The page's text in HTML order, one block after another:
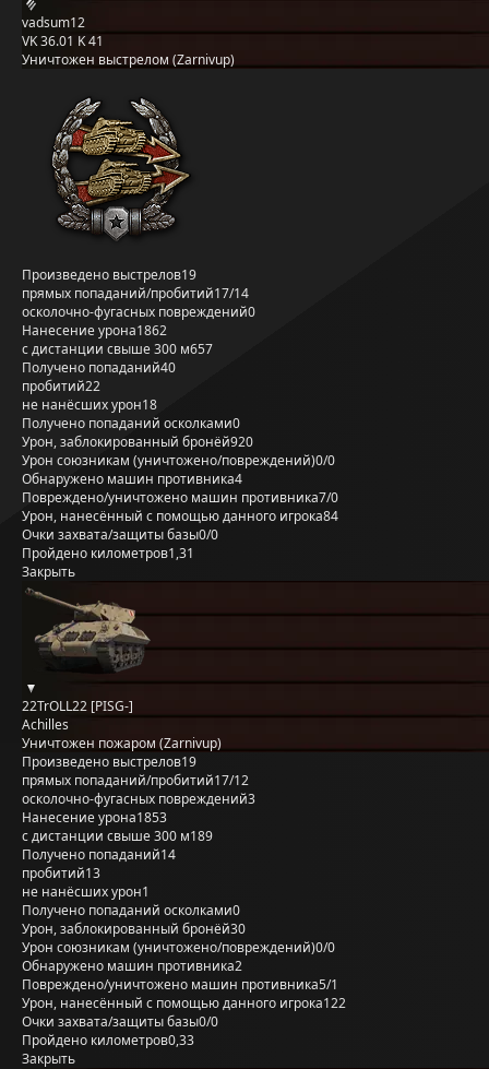
vadsum12
VK 36.01 K 41
Уничтожен выстрелом (Zarnivup)
Произведено выстрелов19
прямых попаданий/пробитий17/14
осколочно-фугасных повреждений0
Нанесение урона1862
с дистанции свыше 300 м657
Получено попаданий40
пробитий22
не нанёсших урон18
Получено попаданий осколками0
Урон, заблокированный бронёй920
Урон союзникам (уничтожено/повреждений)0/0
Обнаружено машин противника4
Повреждено/уничтожено машин противника7/0
Урон, нанесённый с помощью данного игрока84
Очки захвата/защиты базы0/0
Пройдено километров1,31
Закрыть
22TrOLL22 [PISG-]
Achilles
Уничтожен пожаром (Zarnivup)
Произведено выстрелов19
прямых попаданий/пробитий17/12
осколочно-фугасных повреждений3
Нанесение урона1853
с дистанции свыше 300 м189
Получено попаданий14
пробитий13
не нанёсших урон1
Получено попаданий осколками0
Урон, заблокированный бронёй30
Урон союзникам (уничтожено/повреждений)0/0
Обнаружено машин противника2
Повреждено/уничтожено машин противника5/1
Урон, нанесённый с помощью данного игрока122
Очки захвата/защиты базы0/0
Пройдено километров0,33
Закрыть